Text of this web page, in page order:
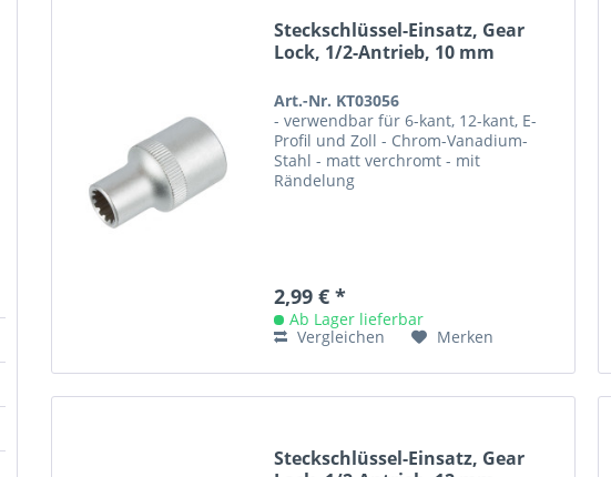
Steckschlüssel-Einsatz, Gear
Lock, 1/2-Antrieb, 10 mm
Art.-Nr. KT03056
- verwendbar für 6-kant, 12-kant, E-
Profil und Zoll - Chrom-Vanadium-
Stahl - matt verchromt - mit
Rändelung
2,99 € *
Ab Lager lieferbar
Vergleichen
Merken
Steckschlüssel-Einsatz, Gear